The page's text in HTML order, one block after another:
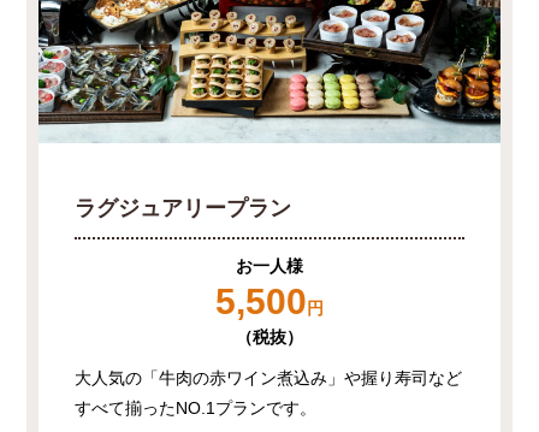
ラグジュアリープラン
お一人様
5,500 円
（税抜）
大人気の「牛肉の赤ワイン煮込み」や握り寿司など
すべて揃ったNO.1プランです。